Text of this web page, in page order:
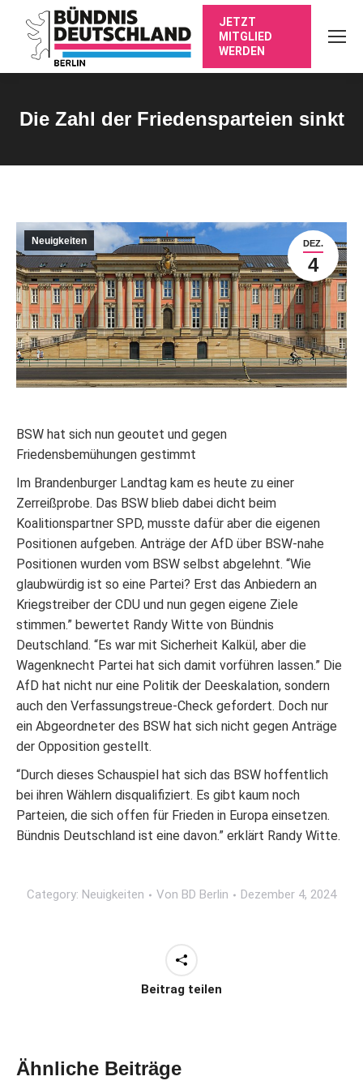
JETZT
MITGLIED
WERDEN
Die Zahl der Friedensparteien sinkt
DEZ.
4
Neuigkeiten
BSW hat sich nun geoutet und gegen
Friedensbemühungen gestimmt
Im Brandenburger Landtag kam es heute zu einer
Zerreißprobe. Das BSW blieb dabei dicht beim
Koalitionspartner SPD, musste dafür aber die eigenen
Positionen aufgeben. Anträge der AfD über BSW-nahe
Positionen wurden vom BSW selbst abgelehnt. “Wie
glaubwürdig ist so eine Partei? Erst das Anbiedern an
Kriegstreiber der CDU und nun gegen eigene Ziele
stimmen.” bewertet Randy Witte von Bündnis
Deutschland. “Es war mit Sicherheit Kalkül, aber die
Wagenknecht Partei hat sich damit vorführen lassen.” Die
AfD hat nicht nur eine Politik der Deeskalation, sondern
auch den Verfassungstreue-Check gefordert. Doch nur
ein Abgeordneter des BSW hat sich nicht gegen Anträge
der Opposition gestellt.
“Durch dieses Schauspiel hat sich das BSW hoffentlich
bei ihren Wählern disqualifiziert. Es gibt kaum noch
Parteien, die sich offen für Frieden in Europa einsetzen.
Bündnis Deutschland ist eine davon.” erklärt Randy Witte.
Category: Neuigkeiten Von BD Berlin Dezember 4, 2024
Beitrag teilen
Ähnliche Beiträge